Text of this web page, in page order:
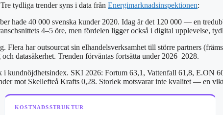
tydliga trender syns i data från Energimarknadsinspektionen:
hade 40 000 svenska kunder 2020. Idag är det 120 000 — en
4–5 öre, men fördelen ligger också i digital upplevelse,
Flera har outsourcat sin elhandelsverksamhet till större partners
datasäkerhet. Trenden förväntas fortsätta under 2026–2028.
i kundnöjdhetsindex. SKI 2026: Fortum 63,1, Vattenfall 61,8, E.ON
mot Skellefteå Krafts 0,28. Storlek motsvarar inte kvalitet — en
KOSTNADSSTRUKTUR